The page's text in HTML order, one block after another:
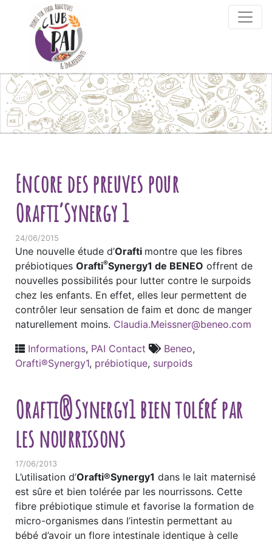
Skip to content
Encore des preuves pour
Orafti’Synergy 1
24/06/2015
Une nouvelle étude d’Orafti montre que les fibres
prébiotiques Orafti®Synergy1 de BENEO offrent de
nouvelles possibilités pour lutter contre le surpoids
chez les enfants. En effet, elles leur permettent de
contrôler leur sensation de faim et donc de manger
naturellement moins. Claudia.Meissner@beneo.com
Informations, PAI Contact Beneo,
Orafti®Synergy1, prébiotique, surpoids
Orafti®Synergy1 bien toléré par
les nourrissons
17/06/2013
L’utilisation d’Orafti®Synergy1 dans le lait maternisé
est sûre et bien tolérée par les nourrissons. Cette
fibre prébiotique stimule et favorise la formation de
micro-organismes dans l’intestin permettant au
bébé d’avoir un flore intestinale identique à celle